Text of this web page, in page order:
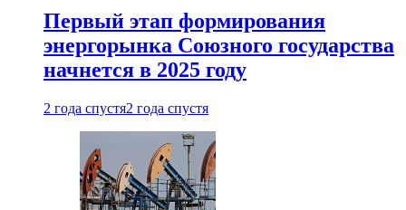
Первый этап формирования
энергорынка Союзного государства
начнется в 2025 году
2 года спустя2 года спустя